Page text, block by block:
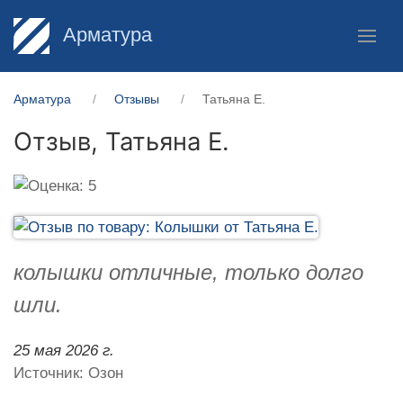
Арматура
Арматура Отзывы Татьяна Е.
Отзыв, Татьяна Е.
колышки отличные, только долго
шли.
25 мая 2026 г.
Источник: Озон